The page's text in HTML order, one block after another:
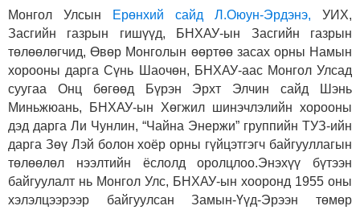
Монгол Улсын Ерөнхий сайд Л.Оюун-Эрдэнэ, УИХ,
Засгийн газрын гишүүд, БНХАУ-ын Засгийн газрын
төлөөлөгчид, Өвөр Монголын өөртөө засах орны Намын
хорооны дарга Сүнь Шаочөн, БНХАУ-аас Монгол Улсад
суугаа Онц бөгөөд Бүрэн Эрхт Элчин сайд Шэнь
Миньжюань, БНХАУ-ын Хөгжил шинэчлэлийн хорооны
дэд дарга Ли Чунлин, “Чайна Энержи” группийн ТУЗ-ийн
дарга Зөү Лэй болон хоёр орны гүйцэтгэгч байгууллагын
төлөөлөл нээлтийн ёслолд оролцлоо.Энэхүү бүтээн
байгуулалт нь Монгол Улс, БНХАУ-ын хооронд 1955 оны
хэлэлцээрээр байгуулсан Замын-Үүд-Эрээн төмөр